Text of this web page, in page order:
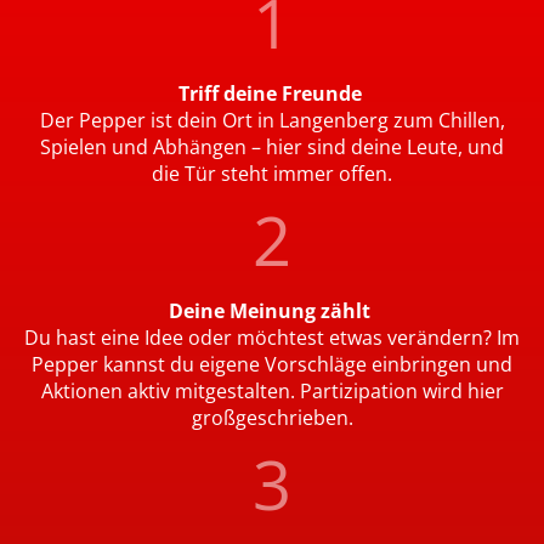
Triff deine Freunde
Der Pepper ist dein Ort in Langenberg zum Chillen,
Spielen und Abhängen – hier sind deine Leute, und
die Tür steht immer offen.
Deine Meinung zählt
Du hast eine Idee oder möchtest etwas verändern? Im
Pepper kannst du eigene Vorschläge einbringen und
Aktionen aktiv mitgestalten. Partizipation wird hier
großgeschrieben.